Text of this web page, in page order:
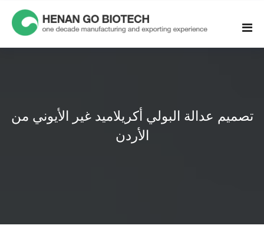
content
تصميم عدالة البولي أكريلاميد غير الأيوني من
الأردن